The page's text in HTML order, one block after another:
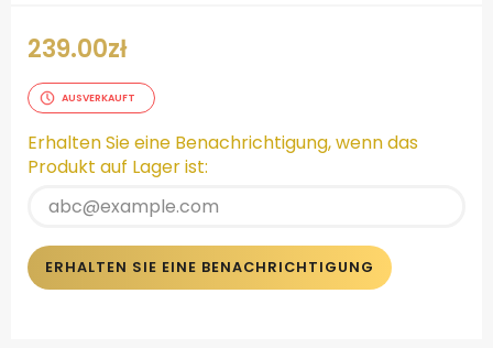
239.00zł
AUSVERKAUFT
Erhalten Sie eine Benachrichtigung, wenn das
Produkt auf Lager ist:
ERHALTEN SIE EINE BENACHRICHTIGUNG